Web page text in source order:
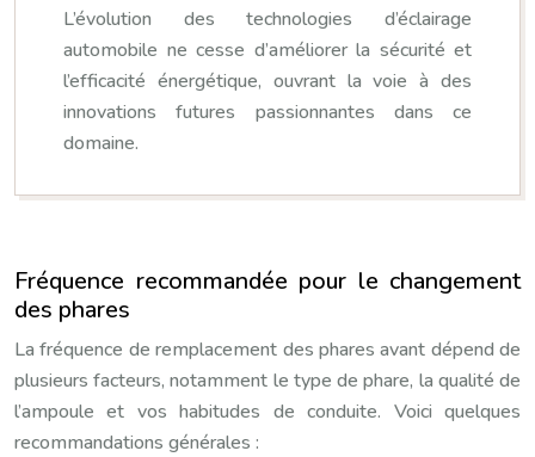
L’évolution des technologies d’éclairage
automobile ne cesse d’améliorer la sécurité et
l’efficacité énergétique, ouvrant la voie à des
innovations futures passionnantes dans ce
domaine.
Fréquence recommandée pour le changement
des phares
La fréquence de remplacement des phares avant dépend de
plusieurs facteurs, notamment le type de phare, la qualité de
l’ampoule et vos habitudes de conduite. Voici quelques
recommandations générales :